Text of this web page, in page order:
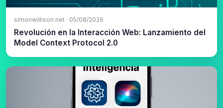
simonwillison.net · 05/08/2026
Revolución en la Interacción Web: Lanzamiento del
Model Context Protocol 2.0